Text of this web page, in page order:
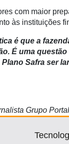
com maior
às instituições
é que a
É uma
Safra ser
Grupo